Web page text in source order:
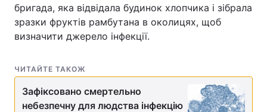
бригада, яка відвідала будинок хлопчика і зібрала
зразки фруктів рамбутана в околицях, щоб
визначити джерело інфекції.
ЧИТАЙТЕ ТАКОЖ
Зафіксовано смертельно
небезпечну для людства інфекцію